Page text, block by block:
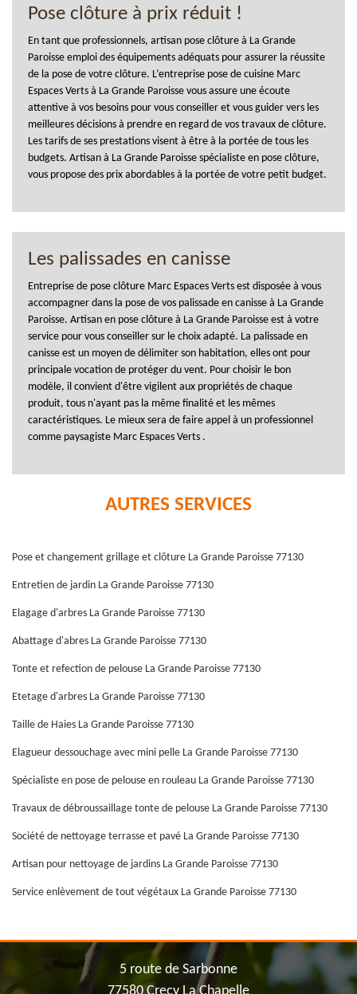
Pose clôture à prix réduit !
En tant que professionnels, artisan pose clôture à La Grande
Paroisse emploi des équipements adéquats pour assurer la réussite
de la pose de votre clôture. L’entreprise pose de cuisine Marc
Espaces Verts à La Grande Paroisse vous assure une écoute
attentive à vos besoins pour vous conseiller et vous guider vers les
meilleures décisions à prendre en regard de vos travaux de clôture.
Les tarifs de ses prestations visent à être à la portée de tous les
budgets. Artisan à La Grande Paroisse spécialiste en pose clôture,
vous propose des prix abordables à la portée de votre petit budget.
Les palissades en canisse
Entreprise de pose clôture Marc Espaces Verts est disposée à vous
accompagner dans la pose de vos palissade en canisse à La Grande
Paroisse. Artisan en pose clôture à La Grande Paroisse est à votre
service pour vous conseiller sur le choix adapté. La palissade en
canisse est un moyen de délimiter son habitation, elles ont pour
principale vocation de protéger du vent. Pour choisir le bon
modèle, il convient d'être vigilent aux propriétés de chaque
produit, tous n'ayant pas la même finalité et les mêmes
caractéristiques. Le mieux sera de faire appel à un professionnel
comme paysagiste Marc Espaces Verts .
AUTRES SERVICES
Pose et changement grillage et clôture La Grande Paroisse 77130
Entretien de jardin La Grande Paroisse 77130
Elagage d'arbres La Grande Paroisse 77130
Abattage d'abres La Grande Paroisse 77130
Tonte et refection de pelouse La Grande Paroisse 77130
Etetage d'arbres La Grande Paroisse 77130
Taille de Haies La Grande Paroisse 77130
Elagueur dessouchage avec mini pelle La Grande Paroisse 77130
Spécialiste en pose de pelouse en rouleau La Grande Paroisse 77130
Travaux de débroussaillage tonte de pelouse La Grande Paroisse 77130
Société de nettoyage terrasse et pavé La Grande Paroisse 77130
Artisan pour nettoyage de jardins La Grande Paroisse 77130
Service enlèvement de tout végétaux La Grande Paroisse 77130
5 route de Sarbonne